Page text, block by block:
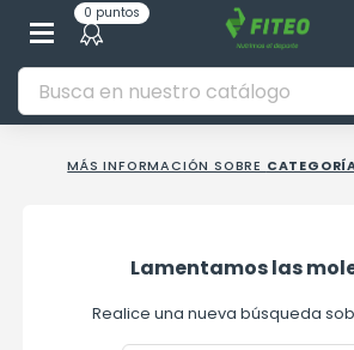
0 puntos
MÁS INFORMACIÓN SOBRE
Lamentamos las
Realice una nueva búsqueda